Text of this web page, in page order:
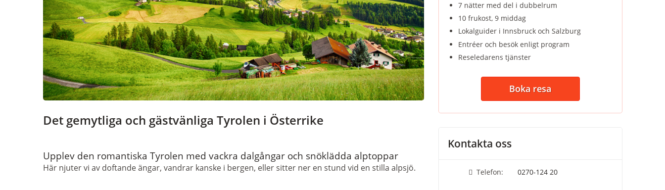
Det gemytliga och gästvänliga Tyrolen i Österrike
Upplev den romantiska Tyrolen med vackra dalgångar och snöklädda alptoppar
Här njuter vi av doftande ängar, vandrar kanske i bergen, eller sitter ner en stund vid en stilla alpsjö.
7 nätter med del i dubbelrum
10 frukost, 9 middag
Lokalguider i Innsbruck och Salzburg
Entréer och besök enligt program
Reseledarens tjänster
Boka resa
Kontakta oss
Telefon: ​​​​​​​0270-124 20